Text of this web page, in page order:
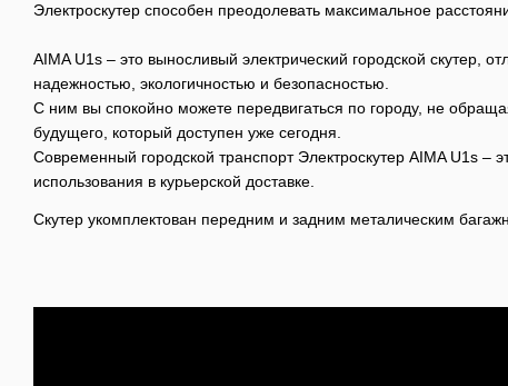
Электроскутер способен преодолевать максимальное
AIMA U1s – это выносливый электрический городской скутер,
надежностью, экологичностью и безопасностью.
С ним вы спокойно можете передвигаться по городу, не
будущего, который доступен уже сегодня.
Современный городской транспорт Электроскутер AIMA U1s
использования в курьерской доставке.
Скутер укомплектован передним и задним металическим